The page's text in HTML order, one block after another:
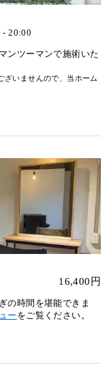
- 20:00
ンツーマンで施術いた
いませんので、当ホーム
16,400円
の時間を堪能できま
ーをご覧ください。